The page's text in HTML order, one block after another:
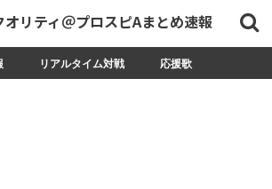
オリティ＠プロスピAまとめ速報
リアルタイム対戦 応援歌